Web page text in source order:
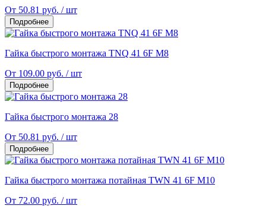
От 50.81 руб. / шт
Подробнее
Гайка быстрого монтажа TNQ 41 6F M8
От 109.00 руб. / шт
Подробнее
Гайка быстрого монтажа 28
От 50.81 руб. / шт
Подробнее
Гайка быстрого монтажа потайная TWN 41 6F M10
От 72.00 руб. / шт